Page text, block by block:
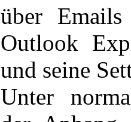
über
Outlook
und seine
Unter